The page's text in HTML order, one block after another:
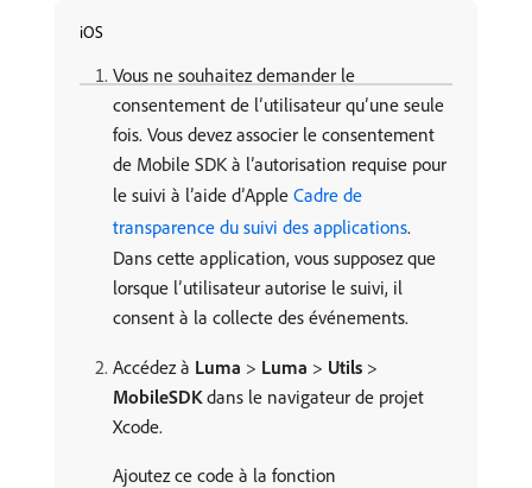
iOS
Vous ne souhaitez demander le
consentement de l’utilisateur qu’une seule
fois. Vous devez associer le consentement
de Mobile SDK à l’autorisation requise pour
le suivi à l’aide d’Apple Cadre de
transparence du suivi des applications.
Dans cette application, vous supposez que
lorsque l’utilisateur autorise le suivi, il
consent à la collecte des événements.
Accédez à Luma > Luma > Utils >
MobileSDKdans le navigateur de projet
Xcode.
Ajoutez ce code à la fonction